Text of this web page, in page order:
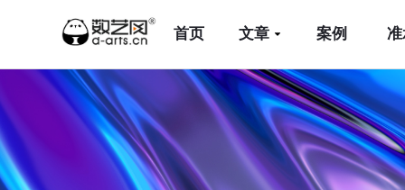
首页 文章 案例